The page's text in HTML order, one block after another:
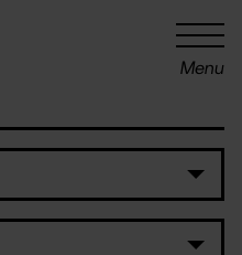
Menu